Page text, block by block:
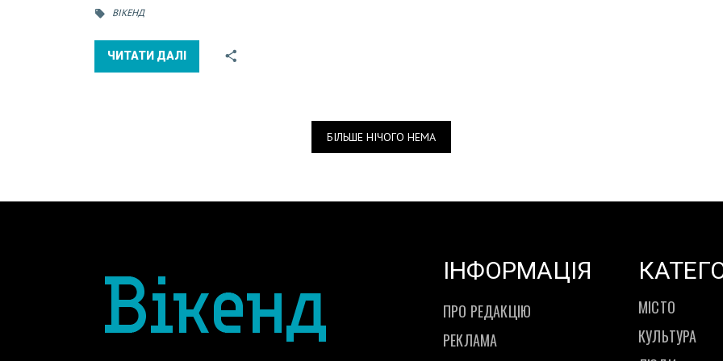
ВІКЕНД
ЧИТАТИ ДАЛІ
БІЛЬШЕ НІЧОГО НЕМА
ІНФОРМАЦІЯ
ПРО РЕДАКЦІЮ
РЕКЛАМА
МІСТО
КУЛЬТУРА